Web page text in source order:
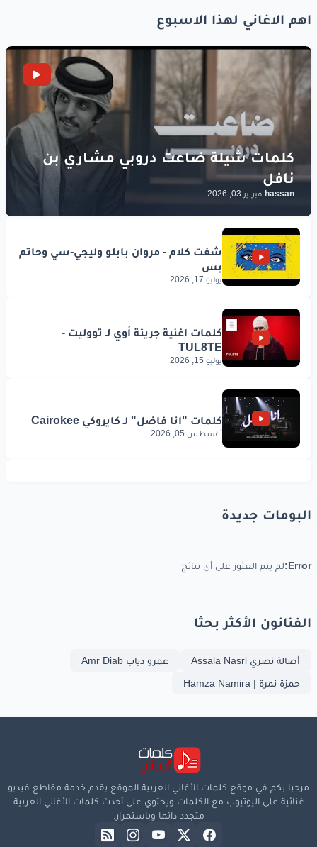
اهم الاغاني لهذا الاسبوع
hassan
-فبراير 03, 2026
يوليو 17, 2026
يوليو 15, 2026
أغسطس 05, 2026
البومات جديدة
Error: لم يتم العثور على أي نتائج
الفنانون الأكثر بحثا
أصالة نصري Assala Nasri
عمرو دياب Amr Diab
حمزة نمرة | Hamza Namira
مرحبا بكم في موقع كلمات الأغاني العربية الموقع يقدم خدمة مقاطع فيديو
غنائية على اليوتيوب مع الكلمات ويحتوي على أحدث كلمات الأغاني العربية
متجدد دائما وباستمرار.